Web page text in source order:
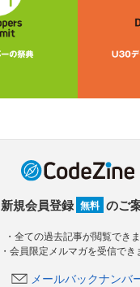
新規会員登録 無料 のご
・全ての過去記事が閲覧でき
・会員限定メルマガを受信でき
メールバックナンバ